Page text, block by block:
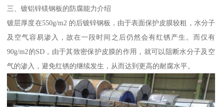
三、镀铝锌镁钢板的防腐能力介绍
镀层厚度在550g/m2 的后镀锌钢板，由于表面保护皮膜较粗，水分子
及空气容易渗入，故在一段时间之后仍然会有红锈产生。而仅有
90g/m2的SD，由于其致密保护皮膜的作用，就可以阻断水分子及空
气的渗入，避免红锈的继续发生，从而达到更高的耐腐水平。